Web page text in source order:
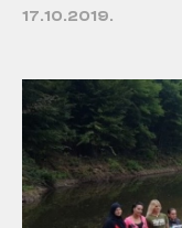
17.10.2019.